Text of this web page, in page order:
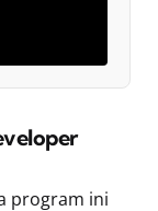
program ini